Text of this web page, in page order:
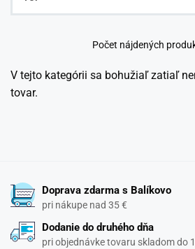
Počet nájdených
V tejto kategórii sa bohužiaľ zatiaľ
tovar.
Doprava zdarma s Balíkovo
pri nákupe nad 35 €
Dodanie do druhého dňa
pri objednávke tovaru skladom do